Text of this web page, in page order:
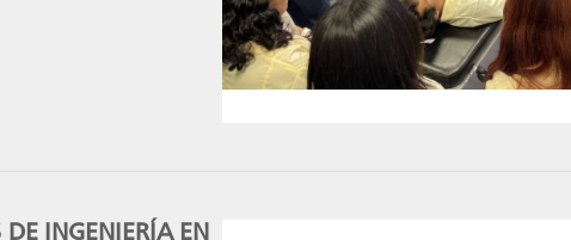
DE INGENIERÍA EN